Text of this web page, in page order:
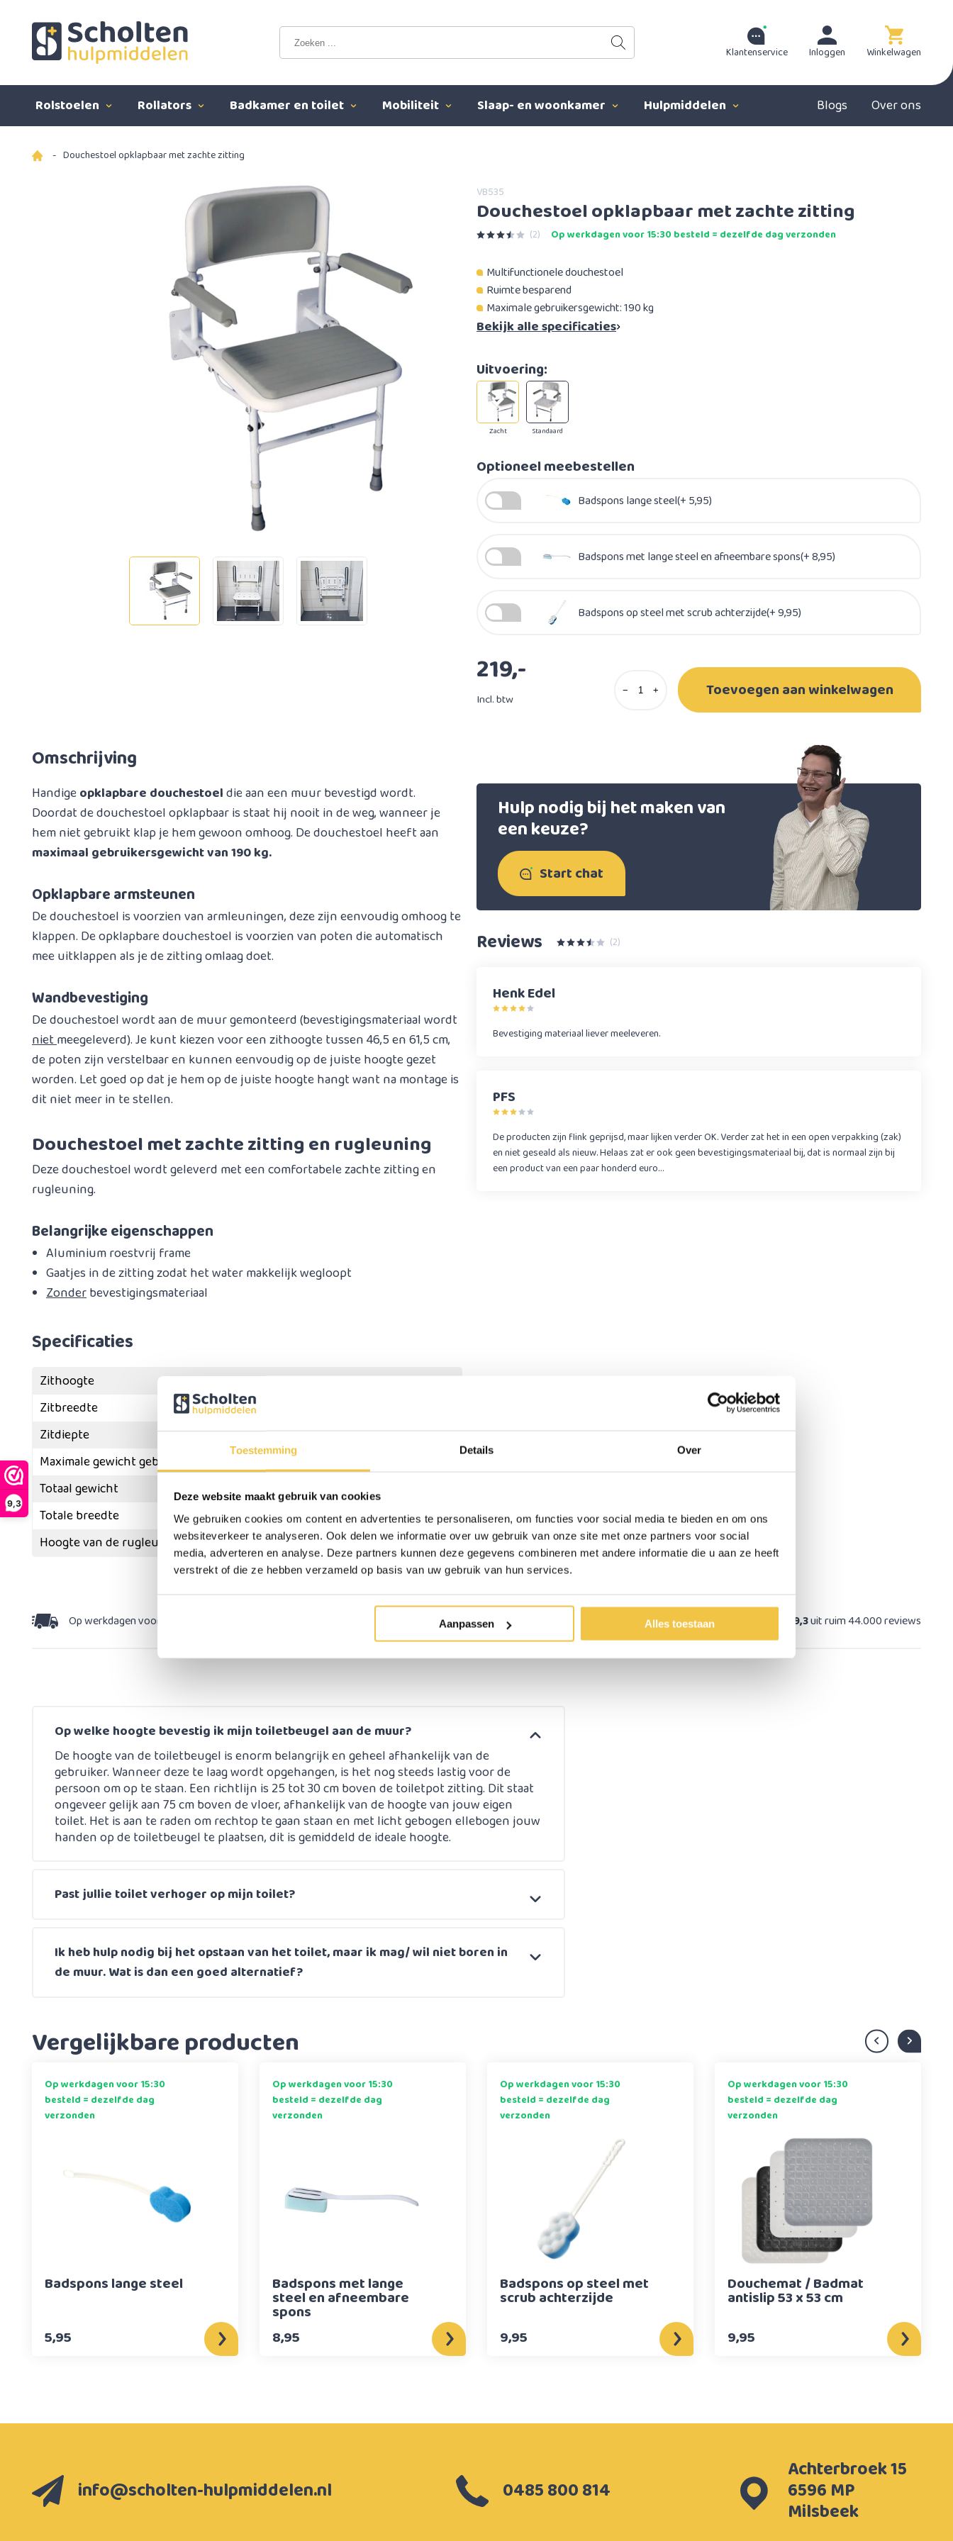
Toestemming Details Over
Deze website maakt gebruik van cookies
We gebruiken cookies om content en advertenties te personaliseren, om functies voor social media te bieden en om ons
websiteverkeer te analyseren. Ook delen we informatie over uw gebruik van onze site met onze partners voor social
media, adverteren en analyse. Deze partners kunnen deze gegevens combineren met andere informatie die u aan ze heeft
verstrekt of die ze hebben verzameld op basis van uw gebruik van hun services.
Aanpassen Alles toestaan
9,3
Klantenservice Inloggen Winkelwagen
Rolstoelen Rollators Badkamer en toilet Mobiliteit Slaap- en woonkamer Hulpmiddelen Blogs Over ons
- Douchestoel opklapbaar met zachte zitting
VB535
Douchestoel opklapbaar met zachte zitting
(2) Op werkdagen voor 15:30 besteld = dezelfde dag verzonden
Multifunctionele douchestoel
Ruimte besparend
Maximale gebruikersgewicht: 190 kg
Bekijk alle specificaties
Standaard
Uitvoering:
Zacht
Optioneel meebestellen
Badspons lange steel(+ 5,95)
Badspons met lange steel en afneembare spons(+ 8,95)
Badspons op steel met scrub achterzijde(+ 9,95)
219,-
Incl. btw
− + Toevoegen aan winkelwagen
Omschrijving
Handigeopklapbare douchestoeldie aan een muur bevestigd wordt.
Doordat de douchestoel opklapbaar is staat hij nooit in de weg, wanneer je
hem niet gebruikt klap je hem gewoon omhoog. De douchestoel heeft aan
maximaal gebruikersgewicht van 190 kg.
Opklapbare armsteunen
De douchestoel is voorzien van armleuningen, deze zijn eenvoudig omhoog te
klappen. De opklapbare douchestoel is voorzien van poten die automatisch
mee uitklappen als je de zitting omlaag doet.
Wandbevestiging
De douchestoel wordt aan de muur gemonteerd (bevestigingsmateriaal wordt
nietmeegeleverd). Je kunt kiezen voor een zithoogte tussen 46,5 en 61,5 cm,
de poten zijn verstelbaar en kunnen eenvoudig op de juiste hoogte gezet
worden. Let goed op dat je hem op de juiste hoogte hangt want na montage is
dit niet meer in te stellen.
Douchestoel met zachte zitting en rugleuning
Deze douchestoel wordt geleverd met een comfortabele zachte zitting en
rugleuning.
Belangrijke eigenschappen
Aluminium roestvrij frame
Gaatjes in de zitting zodat het water makkelijk wegloopt
Zonderbevestigingsmateriaal
Specificaties
Zithoogte
46.5 - 61.5 cm
Zitbreedte
Zitdiepte
38 cm
Maximale gewicht gebruiker
Totaal gewicht
Totale breedte
61 cm
Hoogte van de rugleuning vanaf de zitting
42 cm
Meerspecificaties
Hulp nodig bij het maken van
een keuze?
Start chat
Reviews (2)
Henk Edel
Bevestiging materiaal liever meeleveren.
PFS
De producten zijn flink geprijsd, maar lijken verder OK. Verder zat het in een open verpakking (zak)
en niet geseald als nieuw. Helaas zat er ook geen bevestigingsmateriaal bij, dat is normaal zijn bij
een product van een paar honderd euro…
Op werkdagen voor 15:30 besteld, Persoonlijk 9,3uit ruim 44.000 reviews
Op welke hoogte bevestig ik mijn toiletbeugel aan de muur?
De hoogte van de toiletbeugel is enorm belangrijk en geheel afhankelijk van de
gebruiker. Wanneer deze te laag wordt opgehangen, is het nog steeds lastig voor de
persoon om op te staan. Een richtlijn is 25 tot 30 cm boven de toiletpot zitting. Dit staat
ongeveer gelijk aan 75 cm boven de vloer, afhankelijk van de hoogte van jouw eigen
toilet. Het is aan te raden om rechtop te gaan staan en met licht gebogen ellebogen jouw
handen op de toiletbeugel te plaatsen, dit is gemiddeld de ideale hoogte.
Past jullie toilet verhoger op mijn toilet?
Ik heb hulp nodig bij het opstaan van het toilet, maar ik mag/ wil niet boren in
de muur. Wat is dan een goed alternatief?
Vergelijkbare producten
Op werkdagen voor 15:30
besteld = dezelfde dag
verzonden
Badspons lange steel
5,95
Op werkdagen voor 15:30
besteld = dezelfde dag
verzonden
Badspons met lange
steel en afneembare
spons
8,95
Op werkdagen voor 15:30
besteld = dezelfde dag
verzonden
Badspons op steel met
scrub achterzijde
9,95
Op werkdagen voor 15:30
besteld = dezelfde dag
verzonden
Douchemat / Badmat
antislip 53 x 53 cm
9,95
info@scholten-hulpmiddelen.nl 0485 800 814
Achterbroek 15
6596 MP
Milsbeek